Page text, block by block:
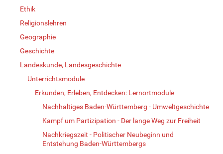
Ethik
Religionslehren
Geographie
Geschichte
Landeskunde, Landesgeschichte
Unterrichtsmodule
Erkunden, Erleben, Entdecken: Lernortmodule
Nachhaltiges Baden-Württemberg - Umweltgeschichte
Kampf um Partizipation - Der lange Weg zur Freiheit
Nachkriegszeit - Politischer Neubeginn und
Entstehung Baden-Württembergs